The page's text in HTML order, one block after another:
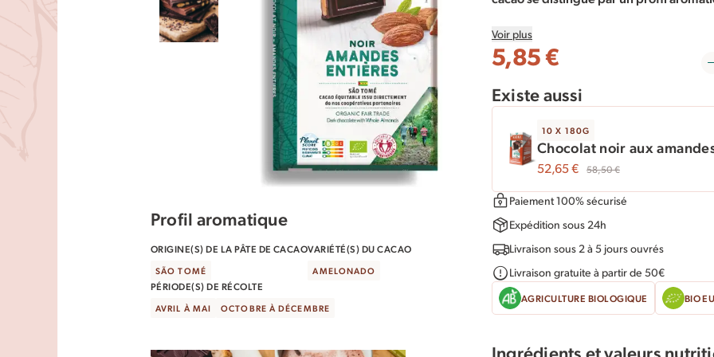
Profil aromatique
ORIGINE(S) DE LA PÂTE DE CACAO
SÃO TOMÉ
VARIÉTÉ(S) DU CACAO
AMELONADO
PÉRIODE(S) DE RÉCOLTE
AVRIL À MAI OCTOBRE À DÉCEMBRE
Nous avons sélectionné des amandes
des pratiques agricoles durables
désertification. Accompagnée par notre
organiques pour enrichir les sols et
Lentement torréfiées par un maître
Dans cette tablette de chocolat noir
BIOPARTENAIRE®, le cacao et le sucre
Voir plus
5,85€
Existe aussi
10 X 180G
Chocolat noir aux
52,65€ 58,50€
Paiement 100% sécurisé
Expédition sous 24h
Livraison sous 2 à 5 jours ouvrés
Livraison gratuite à partir de 50€
AGRICULTURE BIOLOGIQUE BIO
Ingrédients et valeurs